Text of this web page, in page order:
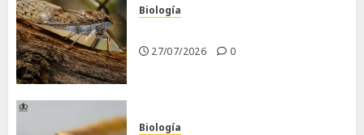
Biología
27/07/2026 0
Biología